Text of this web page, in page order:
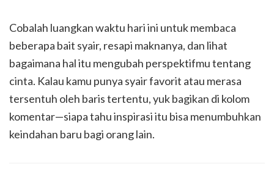
Cobalah luangkan waktu hari ini untuk membaca
beberapa bait syair, resapi maknanya, dan lihat
bagaimana hal itu mengubah perspektifmu tentang
cinta. Kalau kamu punya syair favorit atau merasa
tersentuh oleh baris tertentu, yuk bagikan di kolom
komentar—siapa tahu inspirasi itu bisa menumbuhkan
keindahan baru bagi orang lain.